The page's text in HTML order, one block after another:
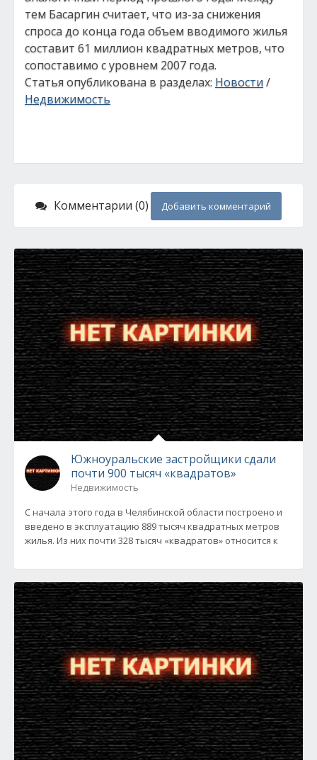
тем Басаргин считает, что из-за снижения
спроса до конца года объем вводимого жилья
составит 61 миллион квадратных метров, что
сопоставимо с уровнем 2007 года.
Статья опубликована в разделах: Новости/
Недвижимость
Комментарии (0) Добавить комментарий
Южноуральские застройщики сдали
почти 900 тысяч «квадратов»
Недвижимость
С начала этого года в Челябинской области построено и
введено в эксплуатацию 889 тысяч квадратных метров
жилья. Из них почти 328 тысяч «квадратов» относится к